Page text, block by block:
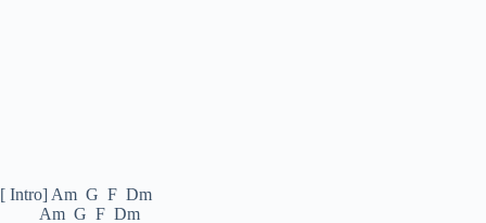
[ Intro] Am G F Dm
Am G F Dm